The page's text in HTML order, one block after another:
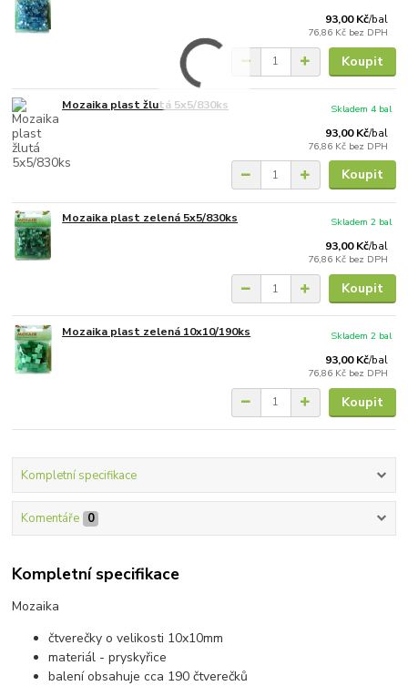
93,00 Kč/bal
76,86 Kč bez DPH
Koupit
Mozaika plast žlutá 5x5/830ks
93,00 Kč/bal
76,86 Kč bez DPH
Skladem 4 bal
Koupit
Mozaika plast zelená 5x5/830ks
93,00 Kč/bal
76,86 Kč bez DPH
Skladem 2 bal
Koupit
Mozaika plast zelená 10x10/190ks
93,00 Kč/bal
76,86 Kč bez DPH
Skladem 2 bal
Koupit
Kompletní specifikace
Komentáře 0
Kompletní specifikace
Mozaika
čtverečky o velikosti 10x10mm
materiál - pryskyřice
balení obsahuje cca 190 čtverečků